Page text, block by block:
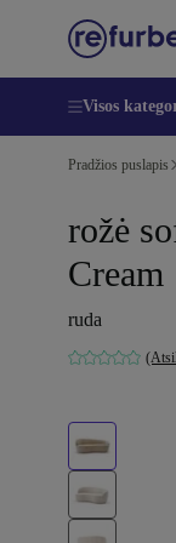
Visos
Pradžios puslapis
rožė
Cream
ruda